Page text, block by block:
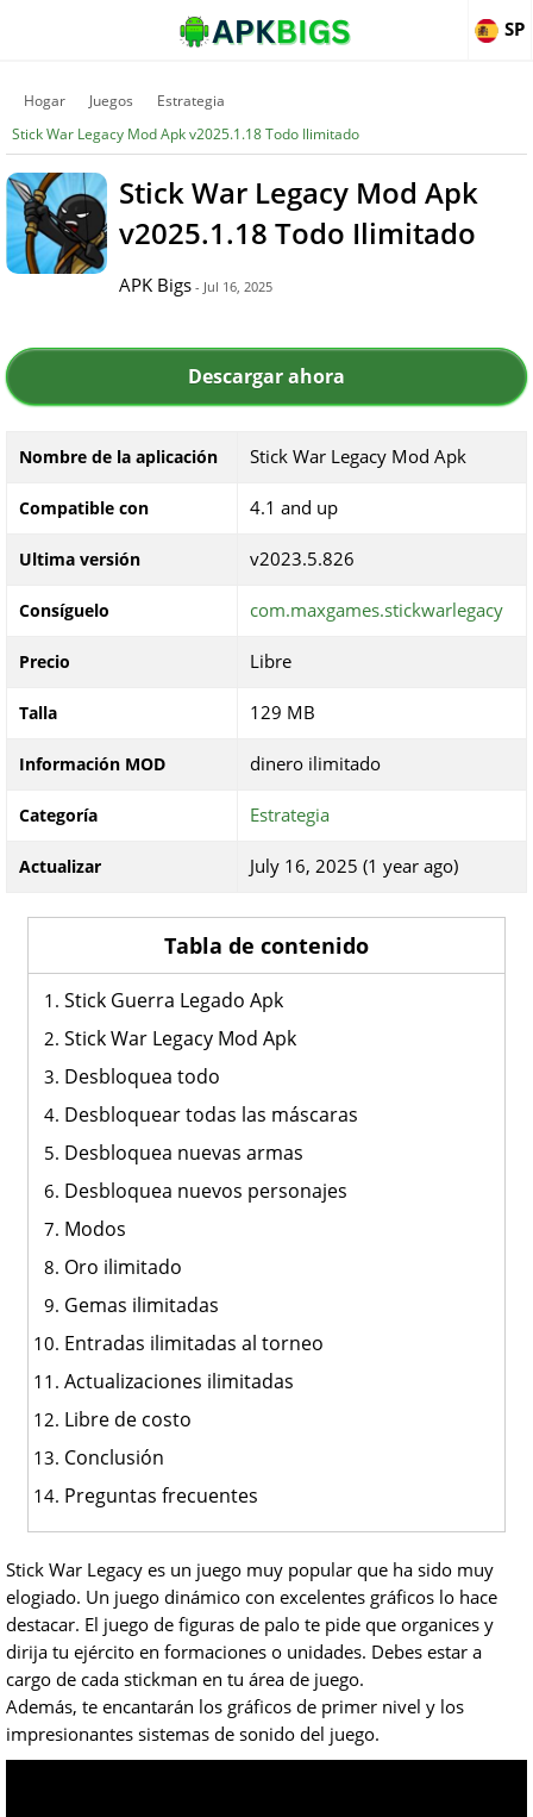
SP
Hogar Juegos
Estrategia
Stick War Legacy Mod Apk v2025.1.18 Todo Ilimitado
Stick War Legacy Mod Apk
v2025.1.18 Todo Ilimitado
APK Bigs - Jul 16, 2025
Descargar ahora
Nombre de la aplicación Stick War Legacy Mod Apk
Compatible con 4.1 and up
Ultima versión v2023.5.826
Consíguelo com.maxgames.stickwarlegacy
Precio Libre
Talla 129 MB
Información MOD dinero ilimitado
Categoría Estrategia
Actualizar July 16, 2025 (1 year ago)
Tabla de contenido
Stick Guerra Legado Apk
Stick War Legacy Mod Apk
Desbloquea todo
Desbloquear todas las máscaras
Desbloquea nuevas armas
Desbloquea nuevos personajes
Modos
Oro ilimitado
Gemas ilimitadas
Entradas ilimitadas al torneo
Actualizaciones ilimitadas
Libre de costo
Conclusión
Preguntas frecuentes
Stick War Legacy es un juego muy popular que ha sido muy
elogiado. Un juego dinámico con excelentes gráficos lo hace
destacar. El juego de figuras de palo te pide que organices y
dirija tu ejército en formaciones o unidades. Debes estar a
cargo de cada stickman en tu área de juego.
Además, te encantarán los gráficos de primer nivel y los
impresionantes sistemas de sonido del juego.